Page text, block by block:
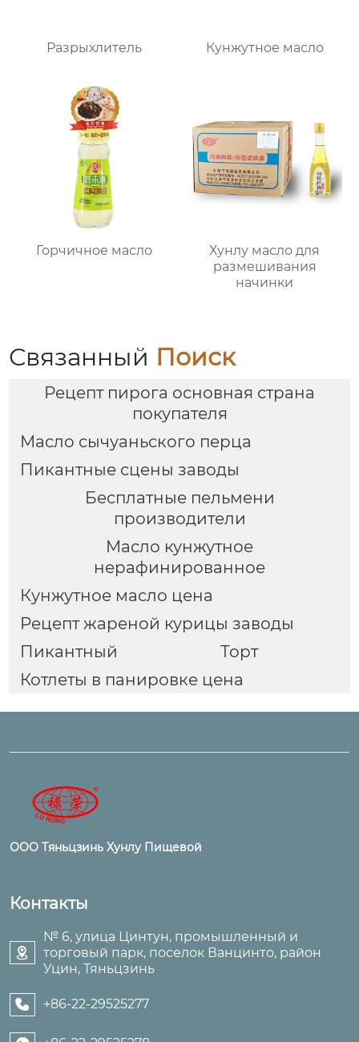
Разрыхлитель Кунжутное масло
Горчичное масло
Хунлу масло для
размешивания
начинки
Связанный Поиск
Рецепт пирога основная страна
покупателя
Масло сычуаньского перца
Пикантные сцены заводы
Бесплатные пельмени
производители
Масло кунжутное
нерафинированное
Кунжутное масло цена
Рецепт жареной курицы заводы
Пикантный
Торт
Котлеты в панировке цена
ООО Тяньцзинь Хунлу Пищевой
Контакты

№ 6, улица Цинтун, промышленный и
торговый парк, поселок Ванцинто, район
Уцин, Тяньцзинь
 +86-22-29525277